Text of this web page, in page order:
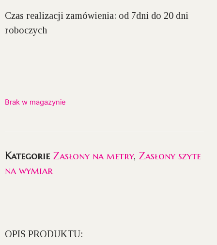
Czas realizacji zamówienia: od 7dni do 20 dni
roboczych
Brak w magazynie
Kategorie Zasłony na metry, Zasłony szyte
na wymiar
OPIS PRODUKTU: